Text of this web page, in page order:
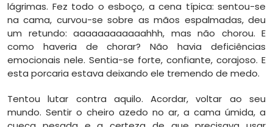
lágrimas. Fez todo o esboço, a cena típica: sentou-se
na cama, curvou-se sobre as mãos espalmadas, deu
um retundo: aaaaaaaaaaaahhh, mas não chorou. E
como haveria de chorar? Não havia deficiências
emocionais nele. Sentia-se forte, confiante, corajoso. E
esta porcaria estava deixando ele tremendo de medo.
Tentou lutar contra aquilo. Acordar, voltar ao seu
mundo. Sentir o cheiro azedo no ar, a cama úmida, a